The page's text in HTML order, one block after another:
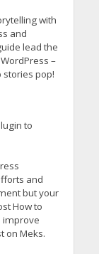
with
and
lead the
–
stories pop!
to
and
but your
How to
improve
on Meks.